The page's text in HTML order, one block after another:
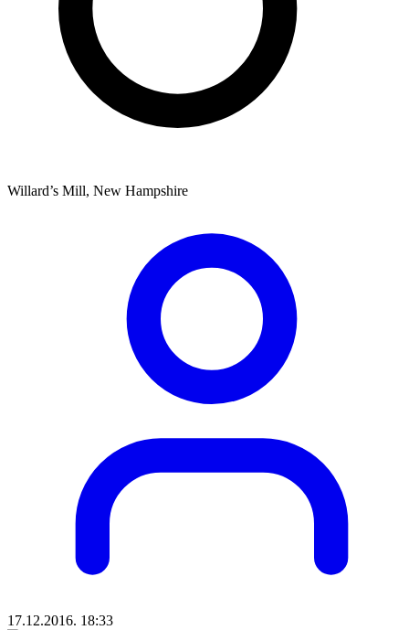
Willard’s Mill, New Hampshire
17.12.2016. 18:33